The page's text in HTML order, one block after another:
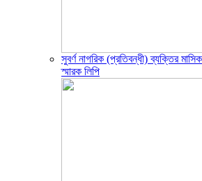
সুবর্ণ নাগরিক (প্রতিবন্ধী) ব্যক্তির
স্মারক লিপি